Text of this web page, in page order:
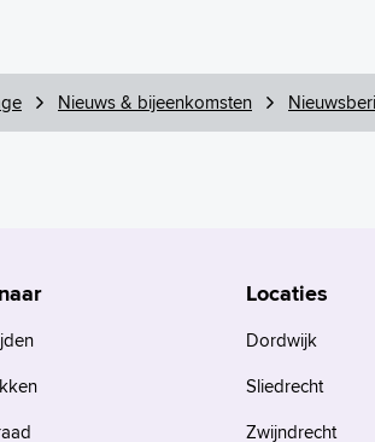
Nieuws & bijeenkomsten
Locaties
Dordwijk
Sliedrecht
Zwijndrecht